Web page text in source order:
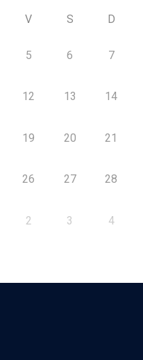
V S D
5 6 7
12 13 14
19 20 21
26 27 28
2 3 4